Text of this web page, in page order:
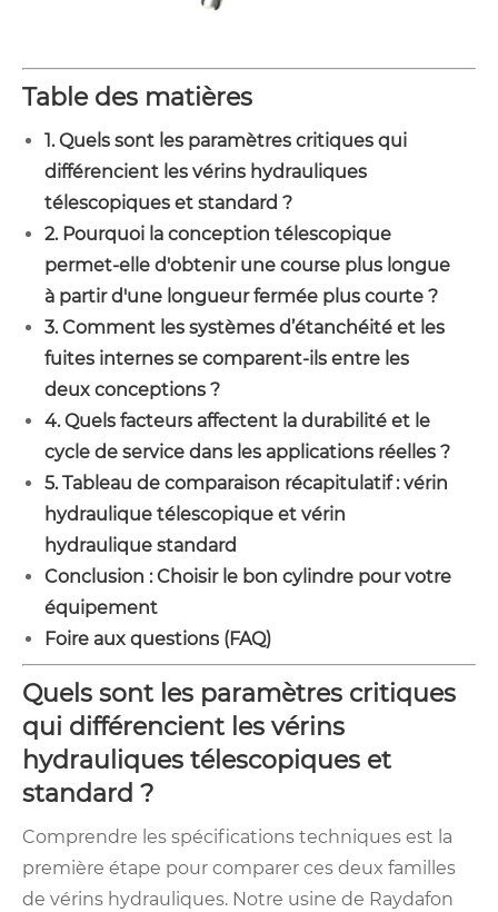
Table des matières
1. Quels sont les paramètres critiques qui
différencient les vérins hydrauliques
télescopiques et standard ?
2. Pourquoi la conception télescopique
permet-elle d'obtenir une course plus longue
à partir d'une longueur fermée plus courte ?
3. Comment les systèmes d’étanchéité et les
fuites internes se comparent-ils entre les
deux conceptions ?
4. Quels facteurs affectent la durabilité et le
cycle de service dans les applications réelles ?
5. Tableau de comparaison récapitulatif : vérin
hydraulique télescopique et vérin
hydraulique standard
Conclusion : Choisir le bon cylindre pour votre
équipement
Foire aux questions (FAQ)
Quels sont les paramètres critiques
qui différencient les vérins
hydrauliques télescopiques et
standard ?
Comprendre les spécifications techniques est la
première étape pour comparer ces deux familles
de vérins hydrauliques. Notre usine de Raydafon